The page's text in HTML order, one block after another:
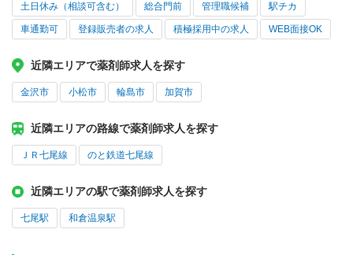
土日休み（相談可含む） 総合門前 管理職候補 駅チカ
車通勤可 登録販売者の求人 積極採用中の求人 WEB面接OK
近隣エリアで薬剤師求人を探す
金沢市 小松市 輪島市 加賀市
近隣エリアの路線で薬剤師求人を探す
ＪＲ七尾線 のと鉄道七尾線
近隣エリアの駅で薬剤師求人を探す
七尾駅 和倉温泉駅